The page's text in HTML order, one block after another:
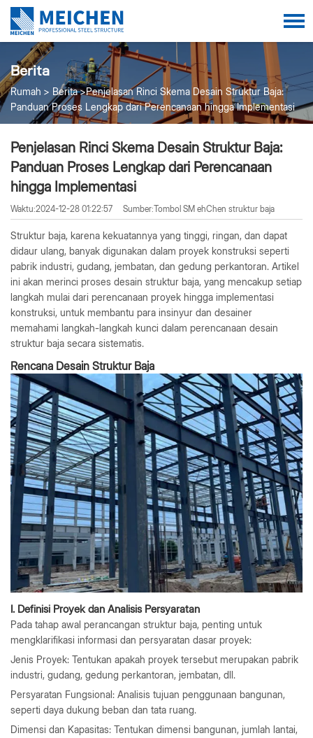
Berita
Rumah Berita
Penjelasan Rinci Skema Desain Struktur Baja:
Panduan Proses Lengkap dari Perencanaan hingga Implementasi
Penjelasan Rinci Skema Desain Struktur Baja:
Panduan Proses Lengkap dari Perencanaan
hingga Implementasi
Waktu:2024-12-28 01:22:57 Sumber:Tombol SM ehChen struktur baja
Struktur baja, karena kekuatannya yang tinggi, ringan, dan dapat
didaur ulang, banyak digunakan dalam proyek konstruksi seperti
pabrik industri, gudang, jembatan, dan gedung perkantoran. Artikel
ini akan merinci proses desain struktur baja, yang mencakup setiap
langkah mulai dari perencanaan proyek hingga implementasi
konstruksi, untuk membantu para insinyur dan desainer
memahami langkah-langkah kunci dalam perencanaan desain
struktur baja secara sistematis.
Rencana Desain Struktur Baja
I. Definisi Proyek dan Analisis Persyaratan
Pada tahap awal perancangan struktur baja, penting untuk
mengklarifikasi informasi dan persyaratan dasar proyek:
Jenis Proyek: Tentukan apakah proyek tersebut merupakan pabrik
industri, gudang, gedung perkantoran, jembatan, dll.
Persyaratan Fungsional: Analisis tujuan penggunaan bangunan,
seperti daya dukung beban dan tata ruang.
Dimensi dan Kapasitas: Tentukan dimensi bangunan, jumlah lantai,